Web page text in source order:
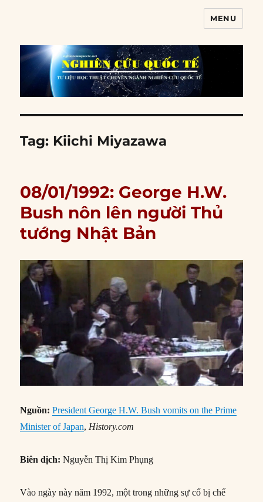
MENU
Tag: Kiichi Miyazawa
08/01/1992: George H.W.
Bush nôn lên người Thủ
tướng Nhật Bản
Nguồn: President George H.W. Bush vomits on the Prime
Minister of Japan,History.com
Biên dịch: Nguyễn Thị Kim Phụng
Vào ngày này năm 1992, một trong những sự cố bị chế